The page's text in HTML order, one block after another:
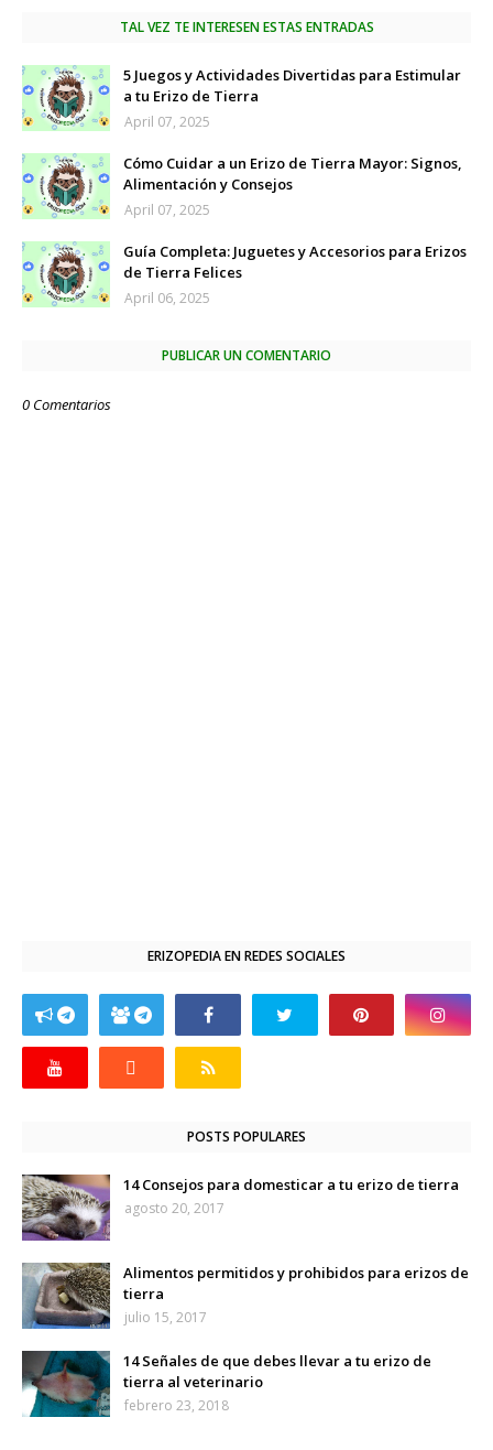
TAL VEZ TE INTERESEN ESTAS ENTRADAS
5 Juegos y Actividades Divertidas para Estimular
a tu Erizo de Tierra
April 07, 2025
Cómo Cuidar a un Erizo de Tierra Mayor: Signos,
Alimentación y Consejos
April 07, 2025
Guía Completa: Juguetes y Accesorios para Erizos
de Tierra Felices
April 06, 2025
PUBLICAR UN COMENTARIO
0 Comentarios
ERIZOPEDIA EN REDES SOCIALES
POSTS POPULARES
14 Consejos para domesticar a tu erizo de tierra
agosto 20, 2017
Alimentos permitidos y prohibidos para erizos de
tierra
julio 15, 2017
14 Señales de que debes llevar a tu erizo de
tierra al veterinario
febrero 23, 2018